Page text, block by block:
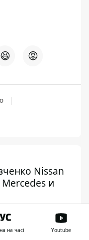
😆 😡
Nissan
Mercedes и
на часі Youtube